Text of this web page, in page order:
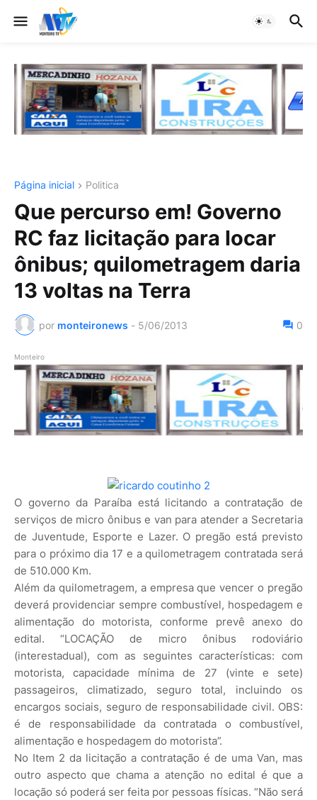
Página inicial Politica
Que percurso em! Governo
RC faz licitação para locar
ônibus; quilometragem daria
13 voltas na Terra
por monteironews - 5/06/2013 0
Monteiro
O governo da Paraíba está licitando a contratação de
serviços de micro ônibus e van para atender a Secretaria
de Juventude, Esporte e Lazer. O pregão está previsto
para o próximo dia 17 e a quilometragem contratada será
de 510.000 Km.
Além da quilometragem, a empresa que vencer o pregão
deverá providenciar sempre combustível, hospedagem e
alimentação do motorista, conforme prevê anexo do
edital. “LOCAÇÃO de micro ônibus rodoviário
(interestadual), com as seguintes características: com
motorista, capacidade mínima de 27 (vinte e sete)
passageiros, climatizado, seguro total, incluindo os
encargos sociais, seguro de responsabilidade civil. OBS:
é de responsabilidade da contratada o combustível,
alimentação e hospedagem do motorista”.
No Item 2 da licitação a contratação é de uma Van, mas
outro aspecto que chama a atenção no edital é que a
locação só poderá ser feita por pessoas físicas. “Não será